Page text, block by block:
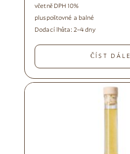
včetně DPH 10%
pluspoštovné a balné
Dodací lhůta: 2–4 dny
ČÍST DÁLE